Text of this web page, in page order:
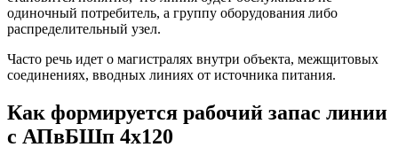
одиночный потребитель, а группу оборудования либо
распределительный узел.
Часто речь идет о магистралях внутри объекта, межщитовых
соединениях, вводных линиях от источника питания.
Как формируется рабочий запас линии
с АПвБШп 4х120